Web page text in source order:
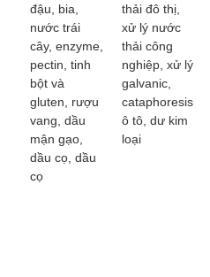
đậu, bia,
nước trái
cây, enzyme,
pectin, tinh
bột và
gluten, rượu
vang, dầu
mận gạo,
dầu cọ, dầu
cọ
thải đô thị,
xử lý nước
thải công
nghiệp, xử lý
galvanic,
cataphoresis
ô tô, dư kim
loại